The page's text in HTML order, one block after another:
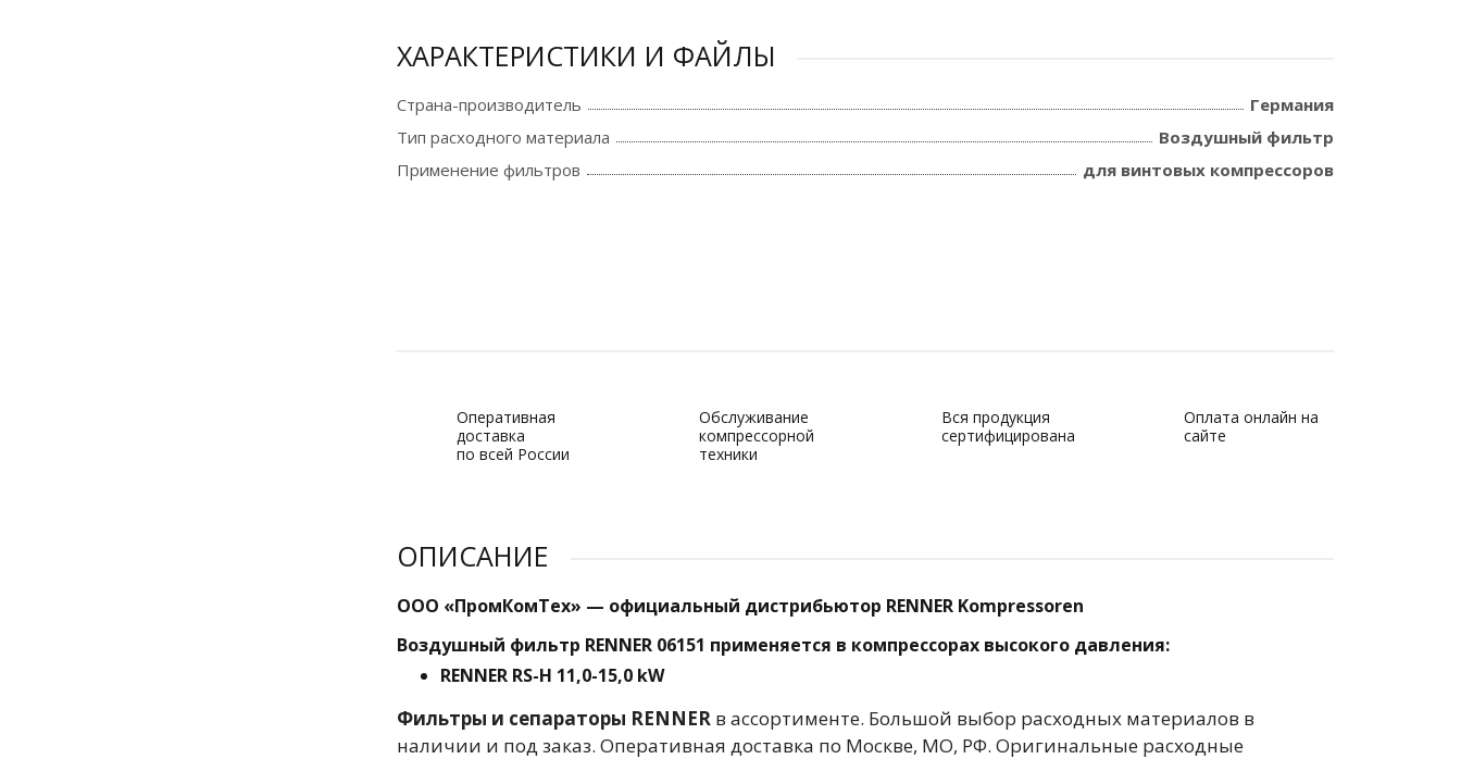
ХАРАКТЕРИСТИКИ И ФАЙЛЫ
Страна-производитель
Германия
Тип расходного материала
Воздушный фильтр
Применение фильтров
для винтовых компрессоров
Оперативная
доставка
по всей России
Обслуживание
компрессорной
техники
Вся продукция
сертифицирована
Оплата онлайн на
сайте
ОПИСАНИЕ
ООО «ПромКомТех» — официальный дистрибьютор RENNER Kompressoren
Воздушный фильтр RENNER 06151 применяется в компрессорах высокого давления:
RENNER RS-H 11,0-15,0 kW
Фильтры и сепараторы RENNER в ассортименте. Большой выбор расходных материалов в
наличии и под заказ. Оперативная доставка по Москве, МО, РФ. Оригинальные расходные